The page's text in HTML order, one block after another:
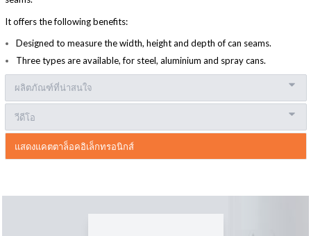
It offers the following benefits:
Designed to measure the width, height and depth of can seams.
Three types are available, for steel, aluminium and spray cans.
ผลิตภัณฑ์ที่น่าสนใจ
วีดีโอ
แสดงแคตตาล็อคอิเล็กทรอนิกส์